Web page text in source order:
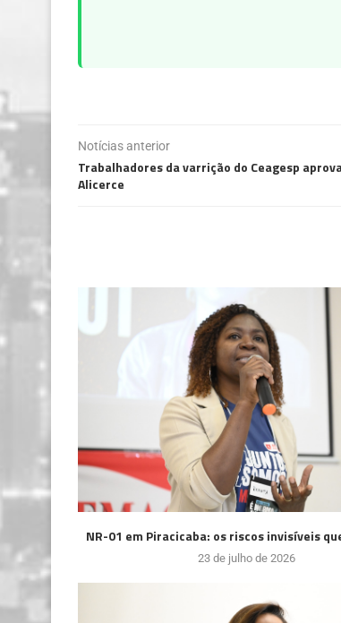
Notícias anterior
Trabalhadores da varrição do Ceagesp
Alicerce
NR-01 em Piracicaba: os riscos invisíveis
23 de julho de 2026